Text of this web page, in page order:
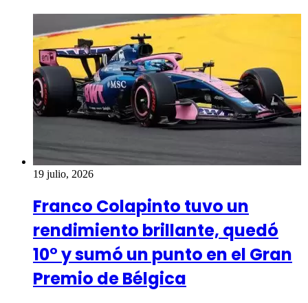
19 julio, 2026
Franco Colapinto tuvo un
rendimiento brillante, quedó
10° y sumó un punto en el Gran
Premio de Bélgica